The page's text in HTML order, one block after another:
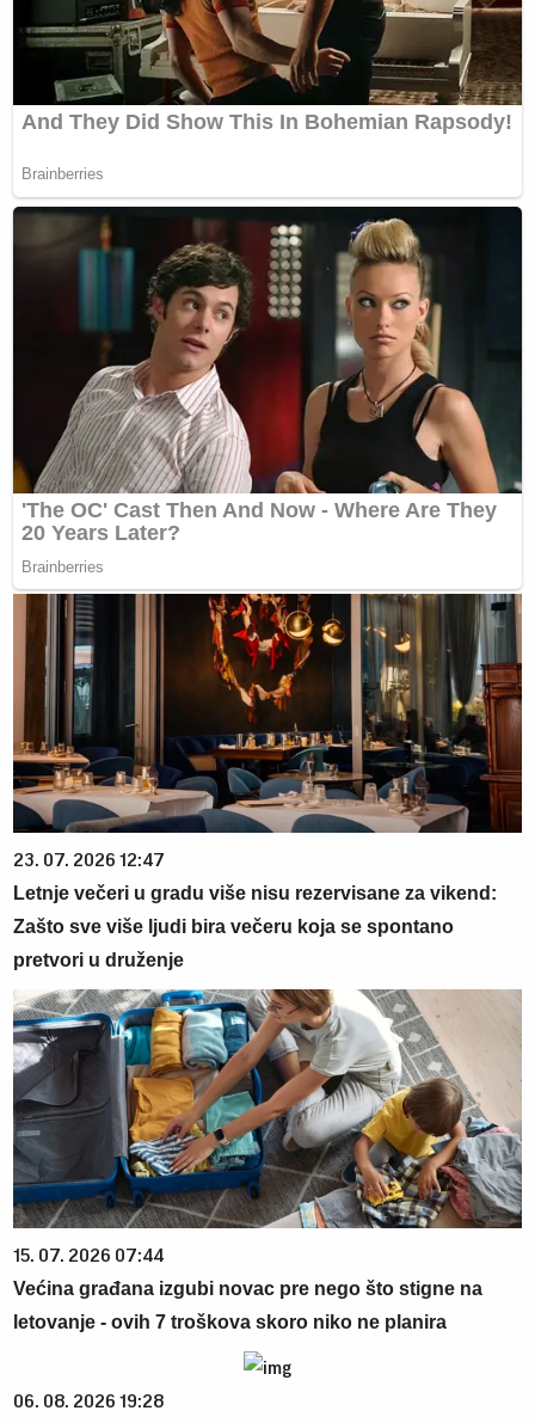
23. 07. 2026 12:47
Letnje večeri u gradu više nisu rezervisane za vikend:
Zašto sve više ljudi bira večeru koja se spontano
pretvori u druženje
15. 07. 2026 07:44
Većina građana izgubi novac pre nego što stigne na
letovanje - ovih 7 troškova skoro niko ne planira
06. 08. 2026 19:28